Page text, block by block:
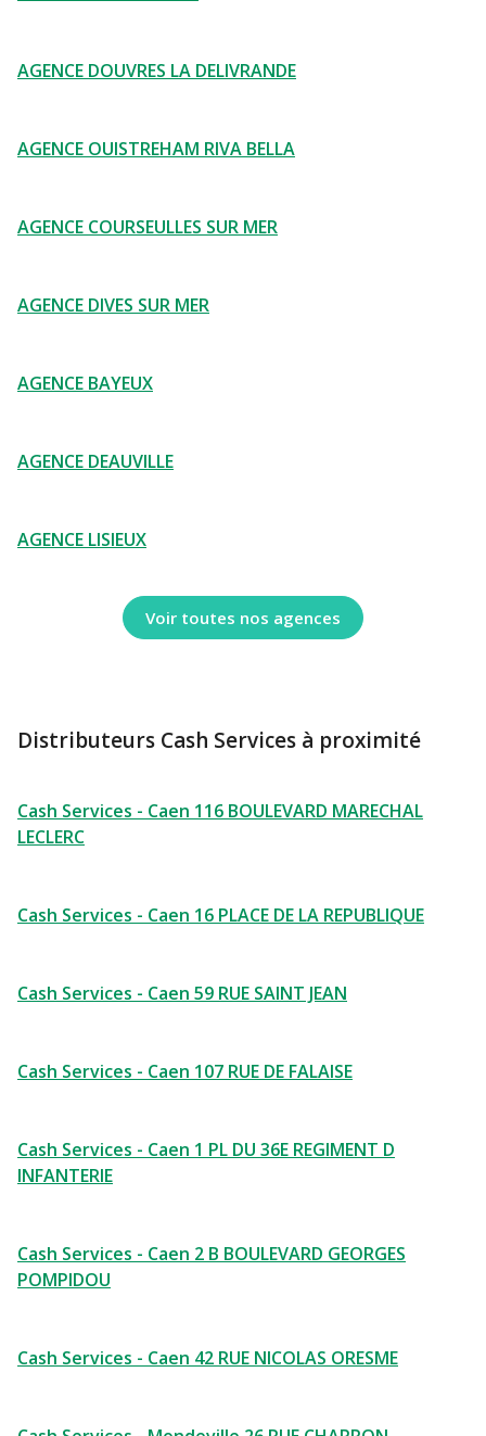
AGENCE DOUVRES LA DELIVRANDE
AGENCE OUISTREHAM RIVA BELLA
AGENCE COURSEULLES SUR MER
AGENCE DIVES SUR MER
AGENCE BAYEUX
AGENCE DEAUVILLE
AGENCE LISIEUX
Voir toutes nos agences
Distributeurs Cash Services à proximité
Cash Services - Caen 116 BOULEVARD MARECHAL
LECLERC
Cash Services - Caen 16 PLACE DE LA REPUBLIQUE
Cash Services - Caen 59 RUE SAINT JEAN
Cash Services - Caen 107 RUE DE FALAISE
Cash Services - Caen 1 PL DU 36E REGIMENT D
INFANTERIE
Cash Services - Caen 2 B BOULEVARD GEORGES
POMPIDOU
Cash Services - Caen 42 RUE NICOLAS ORESME